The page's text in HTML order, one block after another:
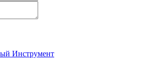
Инструмент